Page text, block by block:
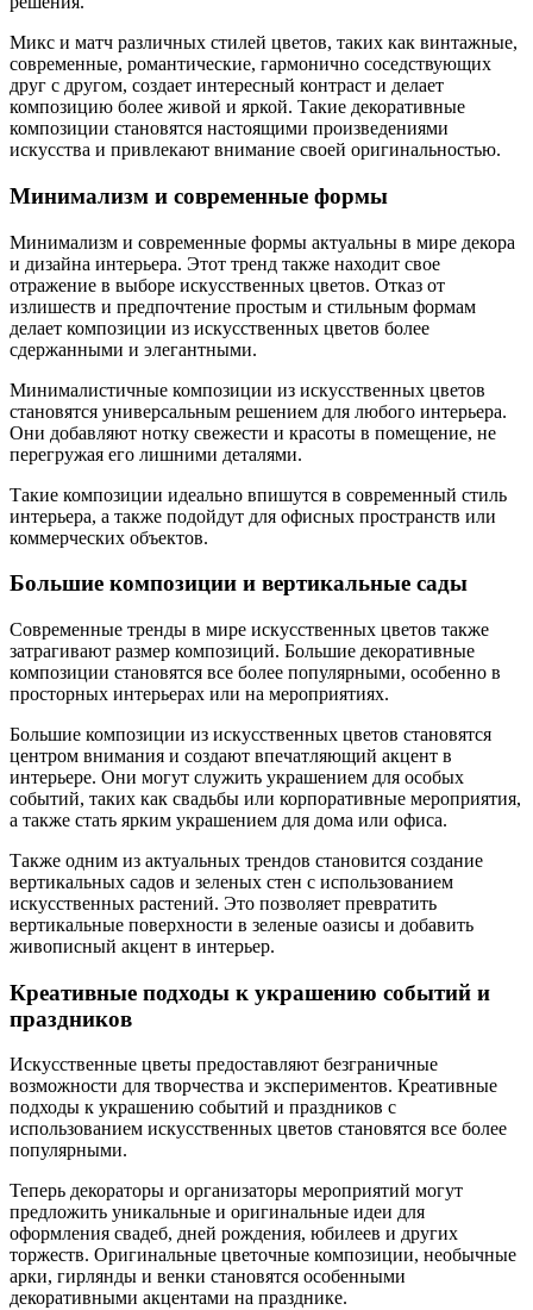
Микс и матч различных стилей цветов, таких как винтажные,
современные, романтические, гармонично соседствующих
друг с другом, создает интересный контраст и делает
композицию более живой и яркой. Такие декоративные
композиции становятся настоящими произведениями
искусства и привлекают внимание своей оригинальностью.
Минимализм и современные формы
Минимализм и современные формы актуальны в мире декора
и дизайна интерьера. Этот тренд также находит свое
отражение в выборе искусственных цветов. Отказ от
излишеств и предпочтение простым и стильным формам
делает композиции из искусственных цветов более
сдержанными и элегантными.
Минималистичные композиции из искусственных цветов
становятся универсальным решением для любого интерьера.
Они добавляют нотку свежести и красоты в помещение, не
перегружая его лишними деталями.
Такие композиции идеально впишутся в современный стиль
интерьера, а также подойдут для офисных пространств или
коммерческих объектов.
Большие композиции и вертикальные сады
Современные тренды в мире искусственных цветов также
затрагивают размер композиций. Большие декоративные
композиции становятся все более популярными, особенно в
просторных интерьерах или на мероприятиях.
Большие композиции из искусственных цветов становятся
центром внимания и создают впечатляющий акцент в
интерьере. Они могут служить украшением для особых
событий, таких как свадьбы или корпоративные мероприятия,
а также стать ярким украшением для дома или офиса.
Также одним из актуальных трендов становится создание
вертикальных садов и зеленых стен с использованием
искусственных растений. Это позволяет превратить
вертикальные поверхности в зеленые оазисы и добавить
живописный акцент в интерьер.
Креативные подходы к украшению событий и
праздников
Искусственные цветы предоставляют безграничные
возможности для творчества и экспериментов. Креативные
подходы к украшению событий и праздников с
использованием искусственных цветов становятся все более
популярными.
Теперь декораторы и организаторы мероприятий могут
предложить уникальные и оригинальные идеи для
оформления свадеб, дней рождения, юбилеев и других
торжеств. Оригинальные цветочные композиции, необычные
арки, гирлянды и венки становятся особенными
декоративными акцентами на празднике.